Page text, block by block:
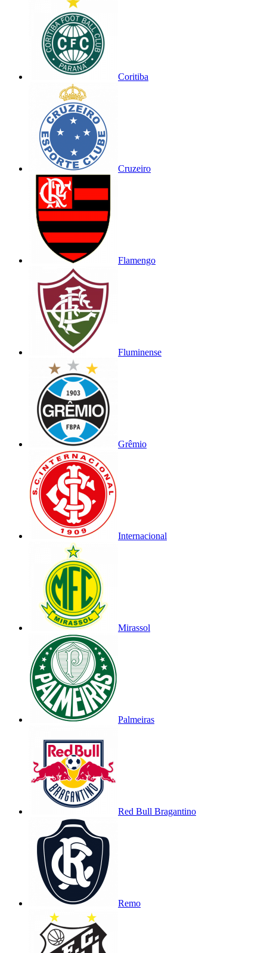
Coritiba
Cruzeiro
Flamengo
Fluminense
Grêmio
Internacional
Mirassol
Palmeiras
Red Bull Bragantino
Remo